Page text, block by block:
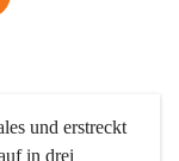
und erstreckt
in drei